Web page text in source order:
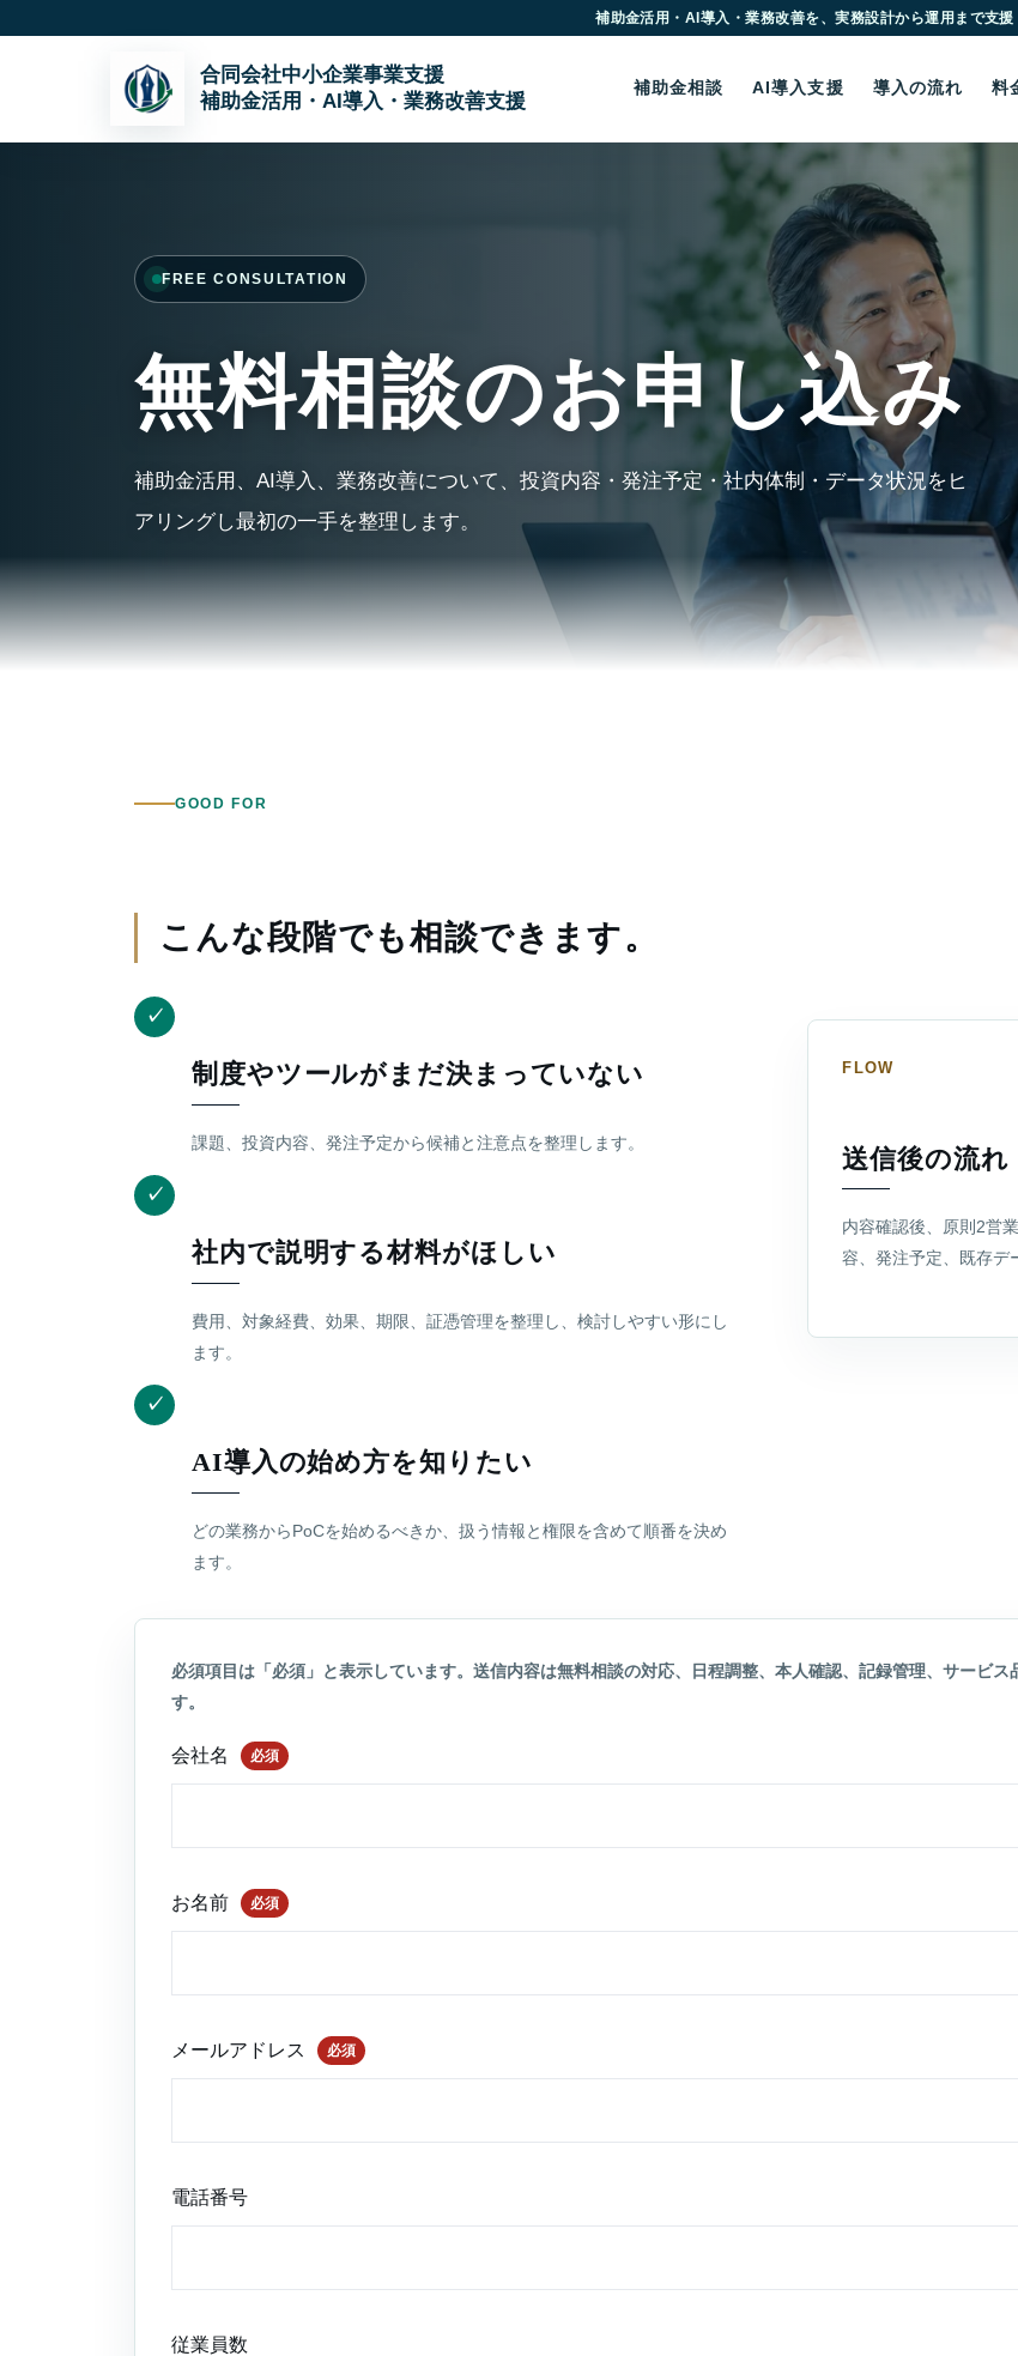
ツ
補助金相談 AI導入支援 導入の流れ 料
FREE CONSULTATION
無料相談のお申し込み
補助金活用、AI導入、業務改善について、投資内容・発注予定・社内体制・データ状況をヒ
アリングし最初の一手を整理します。
GOOD FOR
こんな段階でも相談できます。
✓
制度やツールがまだ決まっていない
課題、投資内容、発注予定から候補と注意点を整理します。
✓
社内で説明する材料がほしい
費用、対象経費、効果、期限、証憑管理を整理し、検討しやすい形にし
ます。
✓
AI導入の始め方を知りたい
どの業務からPoCを始めるべきか、扱う情報と権限を含めて順番を決め
ます。
FLOW
送信後の流れ
内容確認後、原則2営
容、発注予定、既存デ
必須項目は「必須」と表示しています。送信内容は無料相談の対応、日程調整、本人確認、記録管理、サービ
す。
会社名 必須
お名前 必須
メールアドレス 必須
電話番号
従業員数